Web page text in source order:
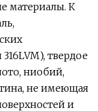
материалы. К
твердое
ниобий,
не имеющая
и